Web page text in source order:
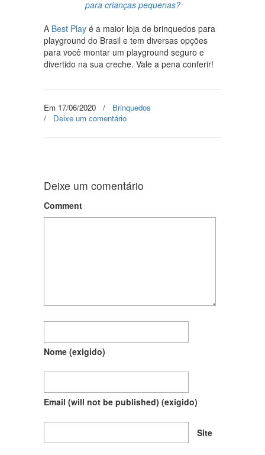
para crianças pequenas?
A Best Play é a maior loja de brinquedos para
playground do Brasil e tem diversas opções
para você montar um playground seguro e
divertido na sua creche. Vale a pena conferir!
Em 17/06/2020 /
Brinquedos
/ Deixe um comentário
Deixe um comentário
Comment
Nome (exigido)
Email (will not be published) (exigido)
Site